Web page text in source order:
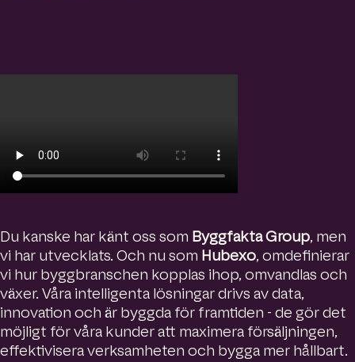
Du kanske har känt oss som Byggfakta Group, men
vi har utvecklats. Och nu som Hubexo, omdefinierar
vi hur byggbranschen kopplas ihop, omvandlas och
växer. Våra intelligenta lösningar drivs av data,
innovation och är byggda för framtiden - de gör det
möjligt för våra kunder att maximera försäljningen,
effektivisera verksamheten och bygga mer hållbart.